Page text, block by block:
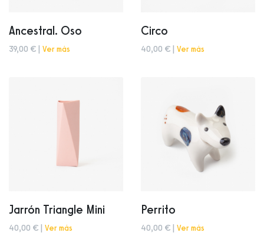
Ancestral. Oso
39,00 € | Ver más
Circo
40,00 € | Ver más
Jarrón Triangle Mini
40,00 € | Ver más
Perrito
40,00 € | Ver más